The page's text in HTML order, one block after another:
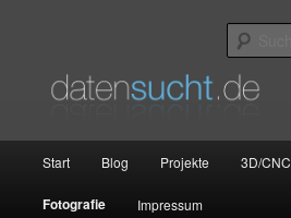
springen
springendatensucht.de
Start Blog Projekte 3D/CNC
Fotografie Impressum